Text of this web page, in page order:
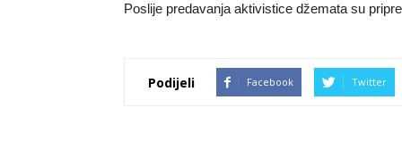
Poslije predavanja aktivistice džemata su
Podijeli Facebook Twitter